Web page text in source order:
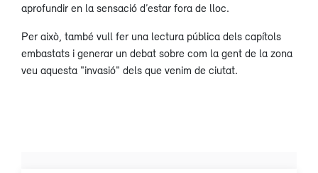
aprofundir en la sensació d’estar fora de lloc.
Per això, també vull fer una lectura pública dels capítols
embastats i generar un debat sobre com la gent de la zona
veu aquesta "invasió" dels que venim de ciutat.